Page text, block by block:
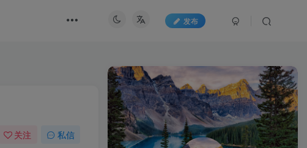
发布
关注 私信